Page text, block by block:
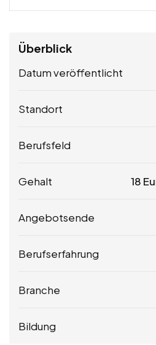
Überblick
Datum veröffentlicht
Standort
Berufsfeld
Gehalt 18
Angebotsende
Berufserfahrung
Branche
Bildung